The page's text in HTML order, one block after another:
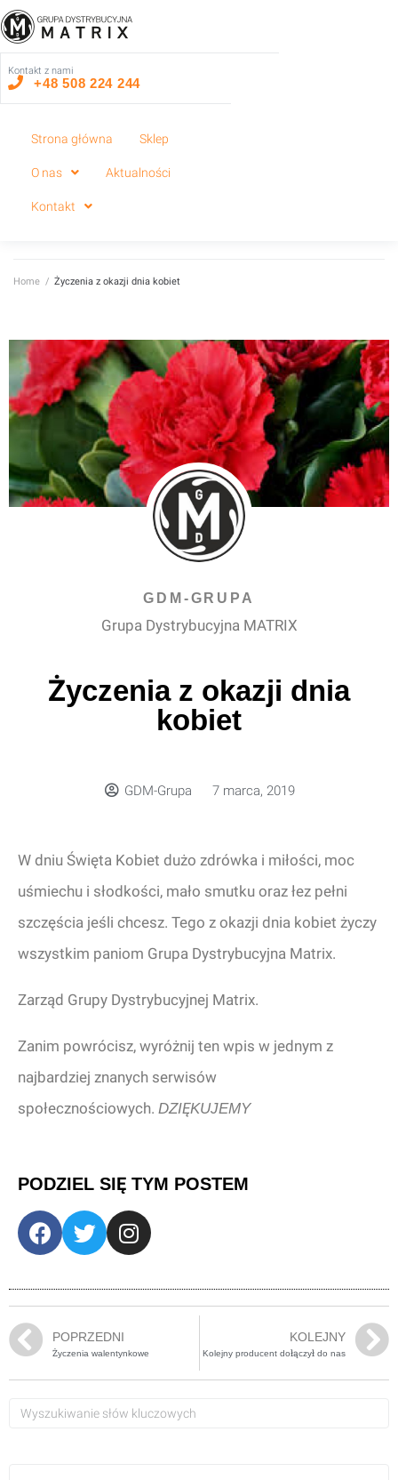
Strona główna Sklep
O nas Aktualności
Kontakt
Kontakt z nami
+48 508 224 244
Home / Życzenia z okazji dnia kobiet
GDM-GRUPA
Grupa Dystrybucyjna MATRIX
Życzenia z okazji dnia
kobiet
GDM-Grupa 7 marca, 2019
W dniu Święta Kobiet dużo zdrówka i miłości, moc
uśmiechu i słodkości, mało smutku oraz łez pełni
szczęścia jeśli chcesz. Tego z okazji dnia kobiet życzy
wszystkim paniom Grupa Dystrybucyjna Matrix.
Zarząd Grupy Dystrybucyjnej Matrix.
Zanim powrócisz, wyróżnij ten wpis w jednym z
najbardziej znanych serwisów
społecznościowych. DZIĘKUJEMY
PODZIEL SIĘ TYM POSTEM
POPRZEDNI
Życzenia walentynkowe
KOLEJNY
Kolejny producent dołączył do nas